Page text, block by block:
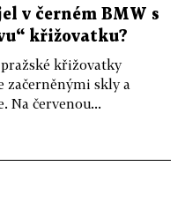
v černém BMW s
křižovatku?
křižovatky
skly a
Na červenou...